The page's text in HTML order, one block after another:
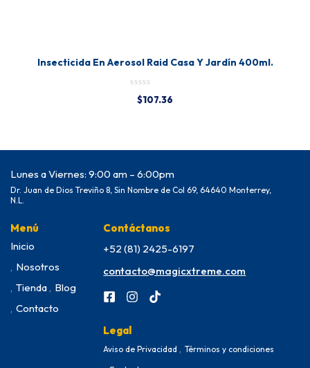
Insecticida En Aerosol Raid Casa Y Jardín 400ml.
$107.36
Lunes a Viernes: 9:00 am – 6:00pm
Dr. Juan de Dios Treviño 8, Sin Nombre de Col 69, 64640 Monterrey,
N.L.
Menú
Inicio
Nosotros
Tienda
Blog
Contacto
Contáctanos
+52 (81) 2425-6197
contacto@magicxtreme.com
Legal
Aviso de Privacidad
Términos y condiciones